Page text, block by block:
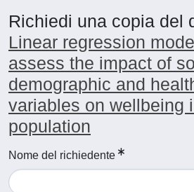
Richiedi una copia del
Linear regression
assess the impact of
demographic and
variables on wellbeing
population
Nome del richiedente